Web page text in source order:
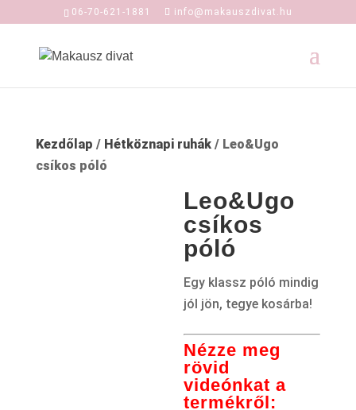
06-70-621-1881 info@makauszdivat.hu
Kezdőlap / Hétköznapi ruhák/ Leo&Ugo
csíkos póló
Leo&Ugo
csíkos
póló
Egy klassz póló mindig
jól jön, tegye kosárba!
Nézze meg
rövid
videónkat a
termékről: